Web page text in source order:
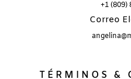
+1 (809)
Correo
TÉRMINOS &